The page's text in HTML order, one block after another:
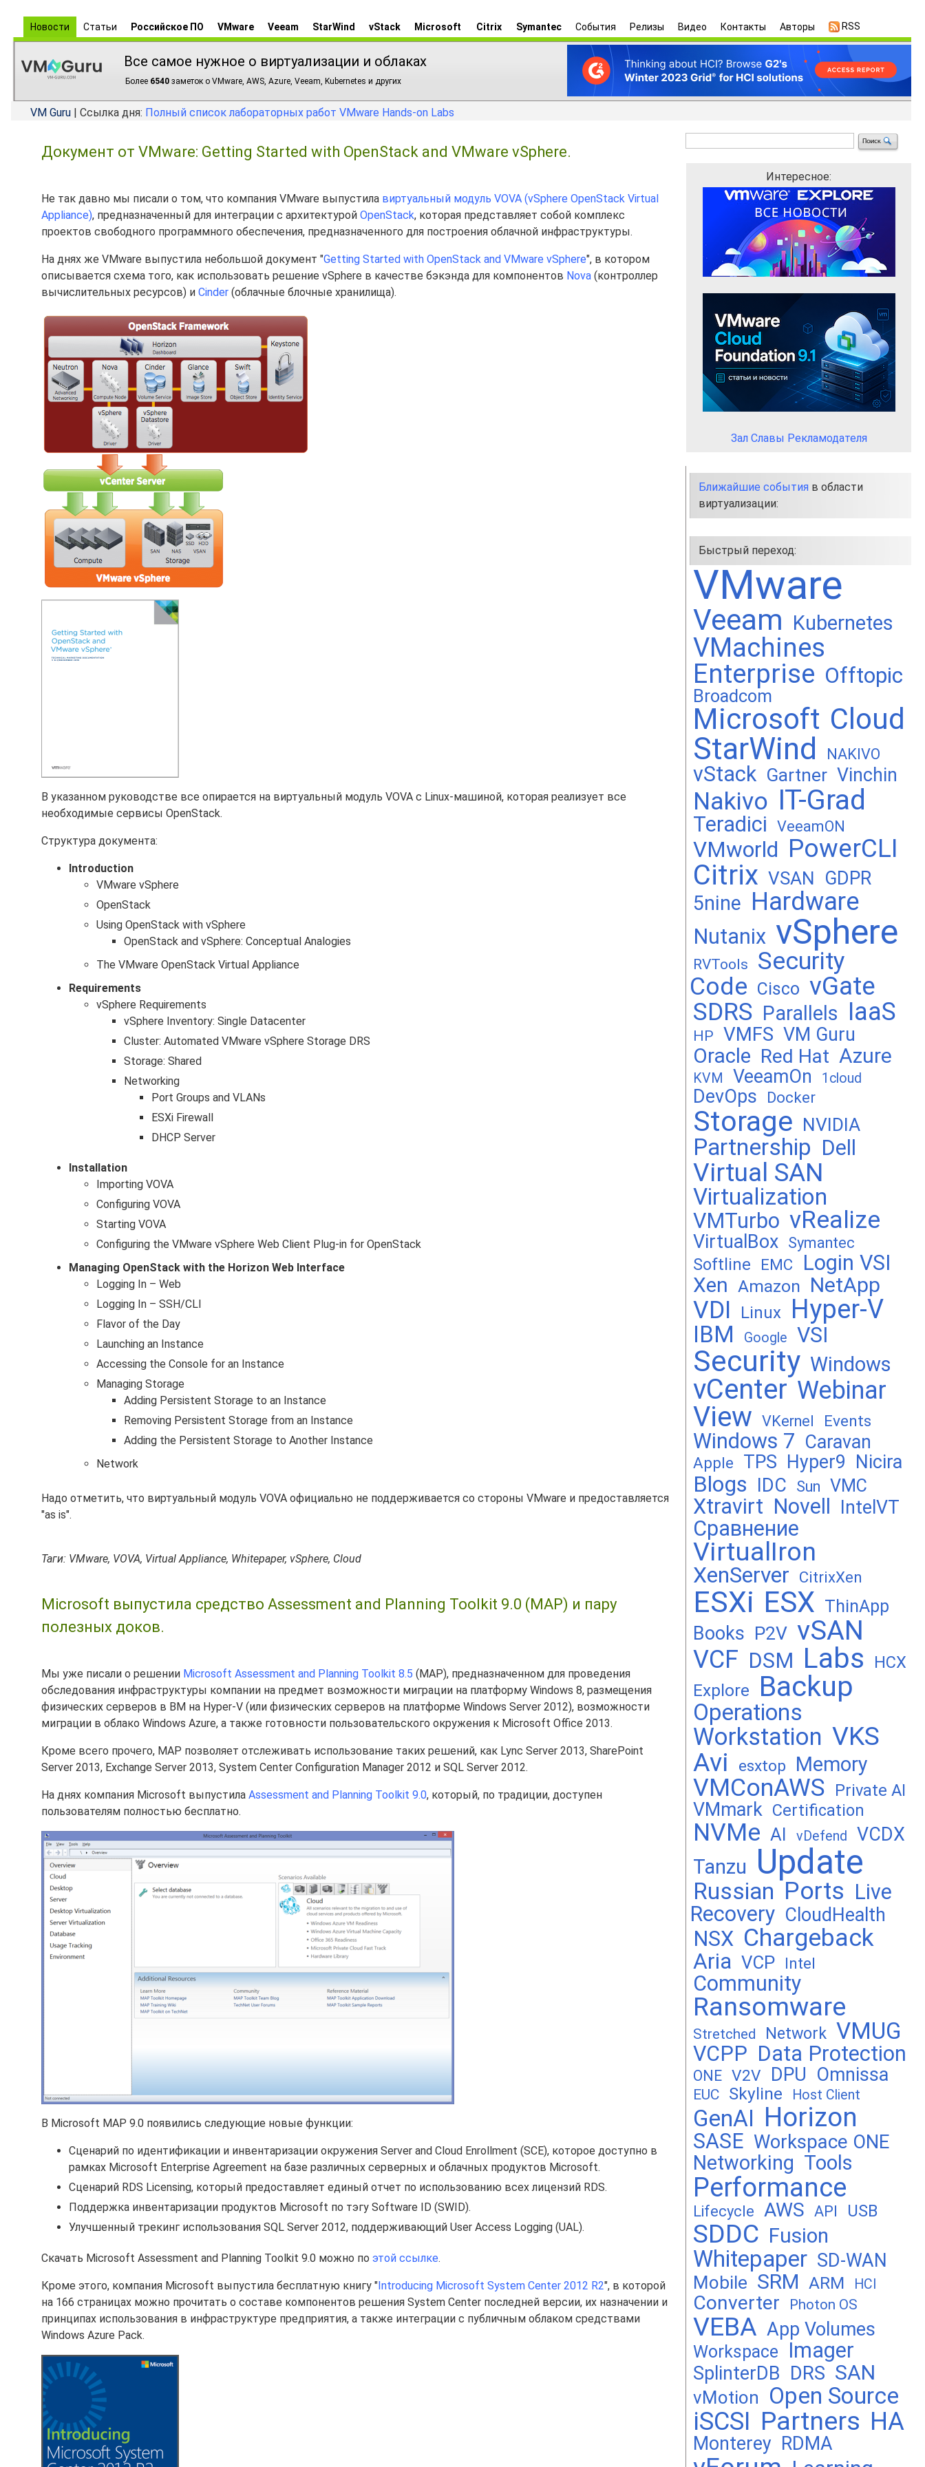
Новости Статьи Российское ПО VMware Veeam StarWind vStack Microsoft Citrix Symantec События Релизы Видео Контакты Авторы RSS
Все самое нужное о виртуализации и облаках
Более 6540 заметок о VMware, AWS, Azure, Veeam, Kubernetes и других
VM Guru | Ссылка дня: Полный список лабораторных работ VMware Hands-on Labs
Документ от VMware: Getting Started with OpenStack and VMware vSphere.
Не так давно мы писали о том, что компания VMware выпустила виртуальный модуль VOVA (vSphere OpenStack Virtual
Appliance), предназначенный для интеграции с архитектурой OpenStack, которая представляет собой комплекс
проектов свободного программного обеспечения, предназначенного для построения облачной инфраструктуры.
На днях же VMware выпустила небольшой документ "Getting Started with OpenStack and VMware vSphere", в котором
описывается схема того, как использовать решение vSphere в качестве бэкэнда для компонентов Nova (контроллер
вычислительных ресурсов) и Cinder (облачные блочные хранилища).
В указанном руководстве все опирается на виртуальный модуль VOVA с Linux-машиной, которая реализует все
необходимые сервисы OpenStack.
Структура документа:
Introduction
VMware vSphere
OpenStack
Using OpenStack with vSphere
OpenStack and vSphere: Conceptual Analogies
The VMware OpenStack Virtual Appliance
Requirements
vSphere Requirements
vSphere Inventory: Single Datacenter
Cluster: Automated VMware vSphere Storage DRS
Storage: Shared
Networking
Port Groups and VLANs
ESXi Firewall
DHCP Server
Installation
Importing VOVA
Configuring VOVA
Starting VOVA
Configuring the VMware vSphere Web Client Plug-in for OpenStack
Managing OpenStack with the Horizon Web Interface
Logging In – Web
Logging In – SSH/CLI
Flavor of the Day
Launching an Instance
Accessing the Console for an Instance
Managing Storage
Adding Persistent Storage to an Instance
Removing Persistent Storage from an Instance
Adding the Persistent Storage to Another Instance
Network
Надо отметить, что виртуальный модуль VOVA официально не поддерживается со стороны VMware и предоставляется
"as is".
Таги: VMware, VOVA, Virtual Appliance, Whitepaper, vSphere, Cloud
Microsoft выпустила средство Assessment and Planning Toolkit 9.0 (MAP) и пару
полезных доков.
Мы уже писали о решении Microsoft Assessment and Planning Toolkit 8.5 (MAP), предназначенном для проведения
обследования инфраструктуры компании на предмет возможности миграции на платформу Windows 8, размещения
физических серверов в ВМ на Hyper-V (или физических серверов на платформе Windows Server 2012), возможности
миграции в облако Windows Azure, а также готовности пользовательского окружения к Microsoft Office 2013.
Кроме всего прочего, MAP позволяет отслеживать использование таких решений, как Lync Server 2013, SharePoint
Server 2013, Exchange Server 2013, System Center Configuration Manager 2012 и SQL Server 2012.
На днях компания Microsoft выпустила Assessment and Planning Toolkit 9.0, который, по традиции, доступен
пользователям полностью бесплатно.
В Microsoft MAP 9.0 появились следующие новые функции:
Сценарий по идентификации и инвентаризации окружения Server and Cloud Enrollment (SCE), которое доступно в
рамках Microsoft Enterprise Agreement на базе различных серверных и облачных продуктов Microsoft.
Сценарий RDS Licensing, который предоставляет единый отчет по использованию всех лицензий RDS.
Поддержка инвентаризации продуктов Microsoft по тэгу Software ID (SWID).
Улучшенный трекинг использования SQL Server 2012, поддерживающий User Access Logging (UAL).
Скачать Microsoft Assessment and Planning Toolkit 9.0 можно по этой ссылке.
Кроме этого, компания Microsoft выпустила бесплатную книгу "Introducing Microsoft System Center 2012 R2", в которой
на 166 страницах можно прочитать о составе компонентов решения System Center последней версии, их назначении и
принципах использования в инфраструктуре предприятия, а также интеграции с публичным облаком средствами
Windows Azure Pack.
Интересное:
Зал Славы Рекламодателя
Ближайшие события в области
виртуализации:
Быстрый переход:
VMware
Veeam Kubernetes
VMachines
Enterprise Offtopic
Broadcom
Microsoft Cloud
StarWind NAKIVO
vStack Gartner Vinchin
Nakivo IT-Grad
Teradici VeeamON
VMworld PowerCLI
Citrix VSAN GDPR
5nine Hardware
Nutanix vSphere
RVTools
Security
Code Cisco vGate
SDRS Parallels IaaS
HP VMFS VM Guru
Oracle Red Hat Azure
KVM VeeamOn 1cloud
DevOps Docker
Storage NVIDIA
Partnership Dell
Virtual SAN
Virtualization
VMTurbo vRealize
VirtualBox Symantec
Softline EMC
Login VSI
Xen Amazon NetApp
VDI Linux Hyper-V
IBM Google VSI
Security Windows
vCenter Webinar
View VKernel Events
Windows 7 Caravan
Apple TPS Hyper9 Nicira
Blogs IDC Sun VMC
Xtravirt Novell IntelVT
Сравнение
VirtualIron
XenServer CitrixXen
ESXi ESX ThinApp
Books P2V vSAN
VCF DSM Labs HCX
Explore Backup
Operations
Workstation VKS
Avi
esxtop Memory
VMConAWS Private AI
VMmark Certification
NVMe AI vDefend VCDX
Tanzu Update
Russian Ports Live
Recovery CloudHealth
NSX Chargeback
Aria VCP Intel
Community
Ransomware
Stretched Network VMUG
VCPP Data Protection
ONE V2V DPU Omnissa
EUC Skyline Host Client
GenAI Horizon
SASE Workspace ONE
Networking Tools
Performance
Lifecycle AWS API USB
SDDC Fusion
Whitepaper SD-WAN
Mobile SRM ARM HCI
Converter Photon OS
VEBA App Volumes
Workspace Imager
SplinterDB DRS SAN
vMotion Open Source
iSCSI Partners HA
Monterey RDMA